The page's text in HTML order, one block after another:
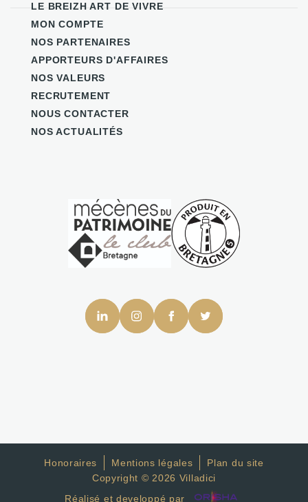
LE BREIZH ART DE VIVRE
MON COMPTE
NOS PARTENAIRES
APPORTEURS D'AFFAIRES
NOS VALEURS
RECRUTEMENT
NOUS CONTACTER
NOS ACTUALITÉS
Honoraires Mentions légales
Plan du site
Copyright © 2026 Villadici
Réalisé et developpé par